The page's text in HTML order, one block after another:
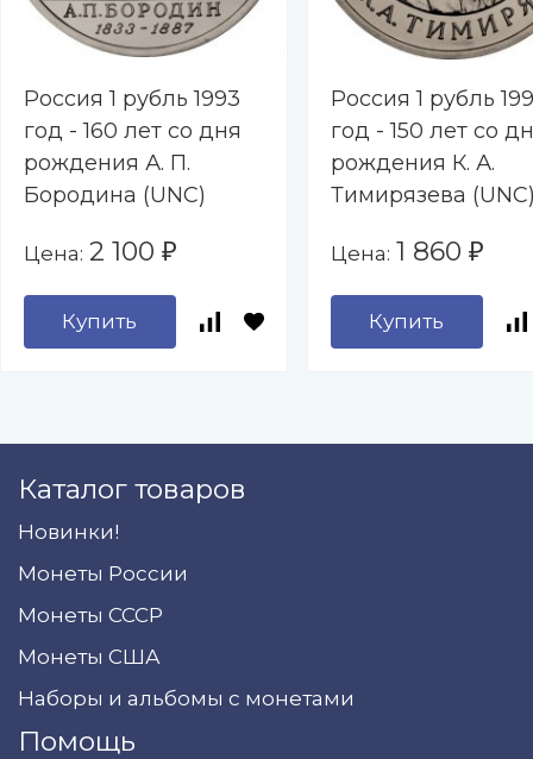
Россия 1 рубль 1993
год - 160 лет со дня
рождения А. П.
Бородина (UNC)
Цена: 2 100 ₽
Купить
Россия 1 рубль
год - 150 лет со
рождения К. А.
Тимирязева
Цена: 1 860 ₽
Купить
Каталог товаров
Новинки!
Монеты России
Монеты СССР
Монеты США
Наборы и альбомы с монетами
Помощь